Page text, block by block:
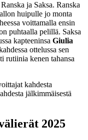
ja Saksa. Ranska
huipulle jo monta
voittamalla ensin
puhtaalla pelillä. Saksa
kapteeninsa Giulia
ottelussa sen
rutiinia kenen tahansa
kahdesta
jälkimmäisestä
2025